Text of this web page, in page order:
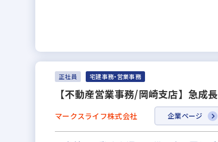
正社員 宅建事務・営業事務
【不動産営業事務/岡崎支店】急
マークスライフ株式会社 企業ページ